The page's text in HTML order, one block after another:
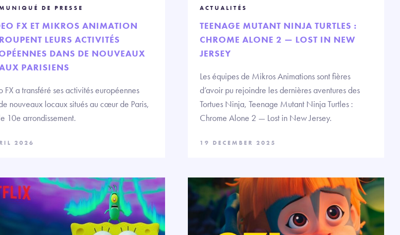
DE PRESSE
FX ET MIKROS ANIMATION
LEURS ACTIVITÉS
DANS DE NOUVEAUX
PARISIENS
FX a transféré ses activités européennes
nouveaux locaux situés au cœur de Paris,
10e arrondissement.
2026
ACTUALITÉS
TEENAGE MUTANT NINJA TURTLES :
CHROME ALONE 2 — LOST IN NEW
JERSEY
Les équipes de Mikros Animations sont fières
d’avoir pu rejoindre les dernières aventures des
Tortues Ninja, Teenage Mutant Ninja Turtles :
Chrome Alone 2 — Lost in New Jersey.
19 DECEMBER 2025